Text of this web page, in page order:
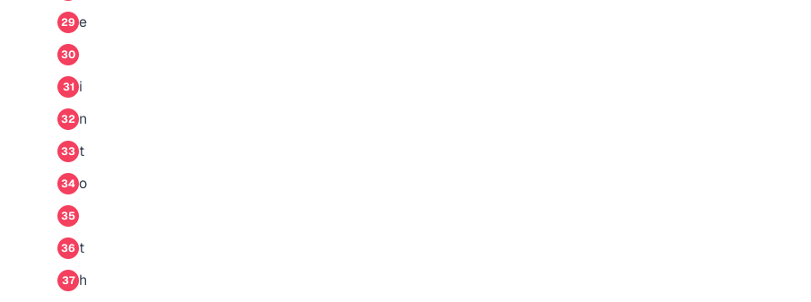
29 e
30
31 i
32 n
33 t
34 o
35
36 t
37 h